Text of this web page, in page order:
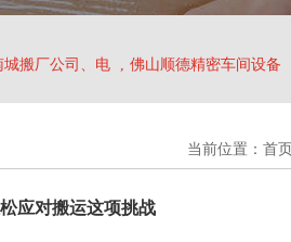
城搬厂公司、电 , 佛山顺德精密车间设备
当前位置： 首页
应对搬运这项挑战